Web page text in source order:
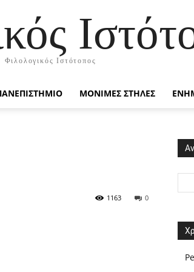
Φιλολογικός Ιστότοπος
ΜΟΝΙΜΕΣ ΣΤΗΛΕΣ
0
1163